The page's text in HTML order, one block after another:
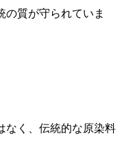
の質が守られていま
なく、伝統的な原染料